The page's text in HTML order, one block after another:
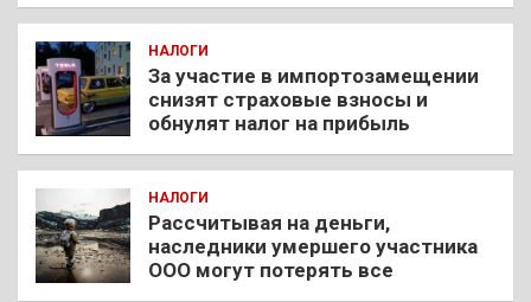
НАЛОГИ
За участие в импортозамещении
снизят страховые взносы и
обнулят налог на прибыль
НАЛОГИ
Рассчитывая на деньги,
наследники умершего участника
ООО могут потерять все